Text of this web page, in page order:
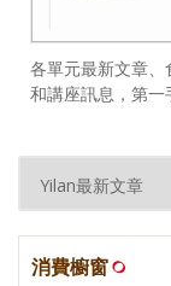
各單元最新文章
和講座訊息，第一
消費櫥窗